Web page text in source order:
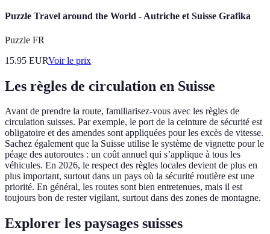
Puzzle Travel around the World - Autriche et Suisse Grafika
Puzzle FR
15.95 EURVoir le prix
Les règles de circulation en Suisse
Avant de prendre la route, familiarisez-vous avec les règles de
circulation suisses. Par exemple, le port de la ceinture de sécurité est
obligatoire et des amendes sont appliquées pour les excès de vitesse.
Sachez également que la Suisse utilise le système de vignette pour le
péage des autoroutes : un coût annuel qui s’applique à tous les
véhicules. En 2026, le respect des règles locales devient de plus en
plus important, surtout dans un pays où la sécurité routière est une
priorité. En général, les routes sont bien entretenues, mais il est
toujours bon de rester vigilant, surtout dans des zones de montagne.
Explorer les paysages suisses